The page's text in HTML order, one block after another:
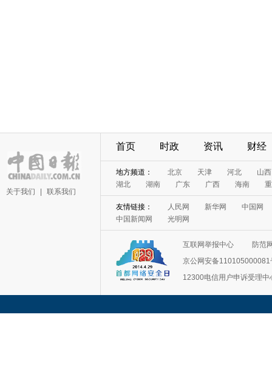
关于我们 联系我们
首页 时政 资讯 财经
地方频道： 北京 天津 河北
山西
湖北
湖南 广东 广西 海南
友情链接： 人民网 新华网
中国网
中国新闻网
光明网
互联网举报中心
防范
京公网安备110105000081
12300电信用户申诉受理中